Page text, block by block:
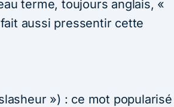
terme, toujours anglais, «
aussi pressentir cette
») : ce mot popularisé